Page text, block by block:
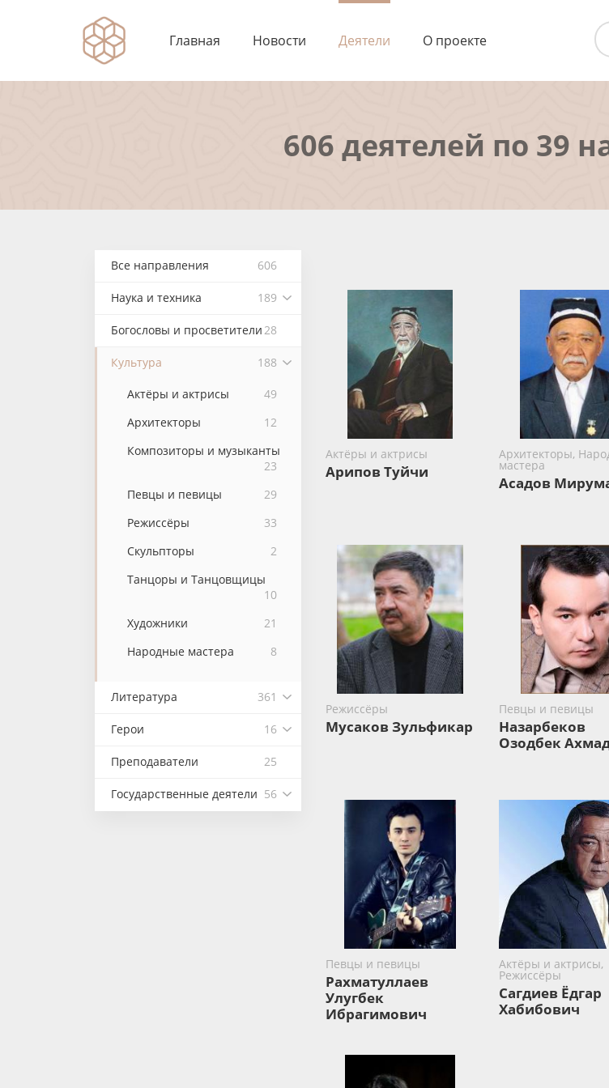
Главная Новости Деятели О проекте
606 деятелей по 39
Все направления 606
Наука и техника 189
Богословы и просветители28
Культура 188
Актёры и актрисы
49
Архитекторы
12
Композиторы и музыканты
23
Певцы и певицы
29
Режиссёры
33
Скульпторы
2
Танцоры и Танцовщицы
10
Художники
21
Народные мастера
8
Литература 361
Герои 16
Преподаватели 25
Государственные деятели 56
Актёры и актрисы
Арипов Туйчи
Архитекторы,
мастера
Асадов
Режиссёры
Мусаков Зульфикар
Певцы и певицы
Назарбеков
Озодбек
Певцы и певицы
Рахматуллаев
Улугбек
Ибрагимович
Актёры и актрисы,
Режиссёры
Сагдиев Ёдгар
Хабибович